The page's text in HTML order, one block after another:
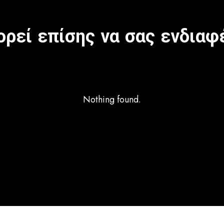
επίσης να σας
Nothing found.